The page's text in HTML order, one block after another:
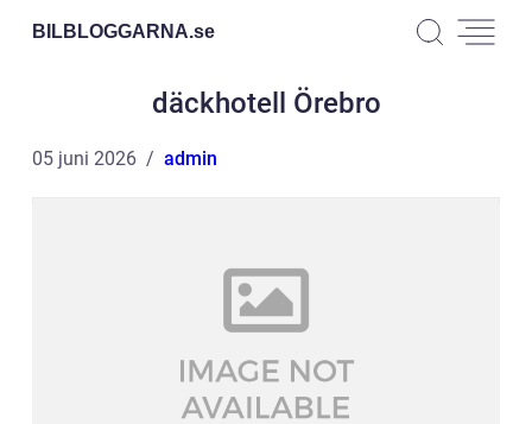
BILBLOGGARNA.se
däckhotell Örebro
05 juni 2026 admin